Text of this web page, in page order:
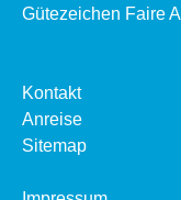
Gütezeichen Faire
Kontakt
Anreise
Sitemap